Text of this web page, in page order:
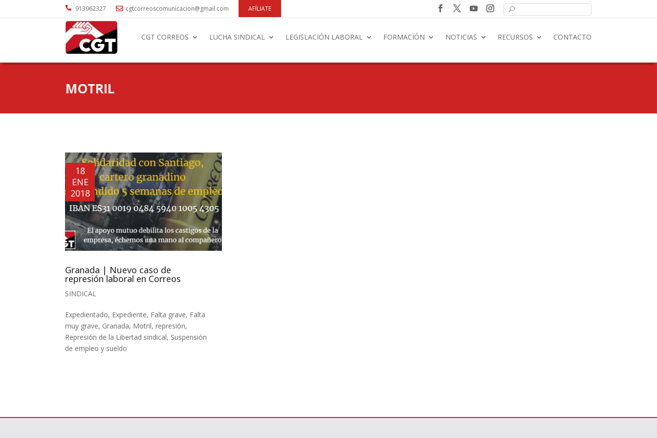
 913962327  cgtcorreoscomunicacion@gmail.com AFÍLIATE
CGT CORREOS LUCHA SINDICAL LEGISLACIÓN LABORAL FORMACIÓN NOTICIAS RECURSOS CONTACTO
MOTRIL
Granada | Nuevo caso de
represión laboral en Correos
18
ENE
2018
SINDICAL
Expedientado, Expediente, Falta grave, Falta
muy grave, Granada, Motril,represión,
Represión de la Libertad sindical, Suspensión
de empleo y sueldo